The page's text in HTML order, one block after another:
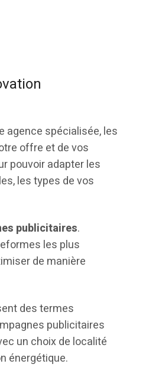
agence spécialisée, les
offre et de vos
pouvoir adapter les
les types de vos
publicitaires.
les plus
de manière
des termes
publicitaires
un choix de localité
énergétique.